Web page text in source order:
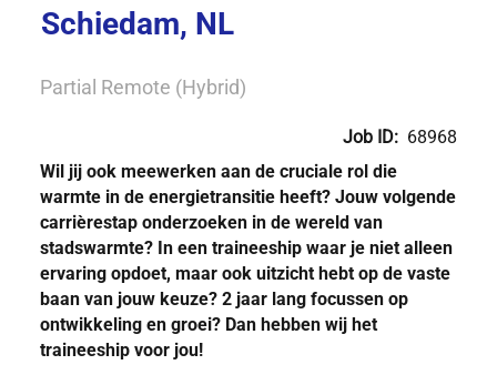
Schiedam, NL
Partial Remote (Hybrid)
Job ID: 68968
Wil jij ook meewerken aan de cruciale rol die
warmte in de energietransitie heeft? Jouw volgende
carrièrestap onderzoeken in de wereld van
stadswarmte? In een traineeship waar je niet alleen
ervaring opdoet, maar ook uitzicht hebt op de vaste
baan van jouw keuze? 2 jaar lang focussen op
ontwikkeling en groei? Dan hebben wij het
traineeship voor jou!